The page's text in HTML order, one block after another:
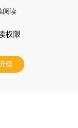
阅读
权限
级